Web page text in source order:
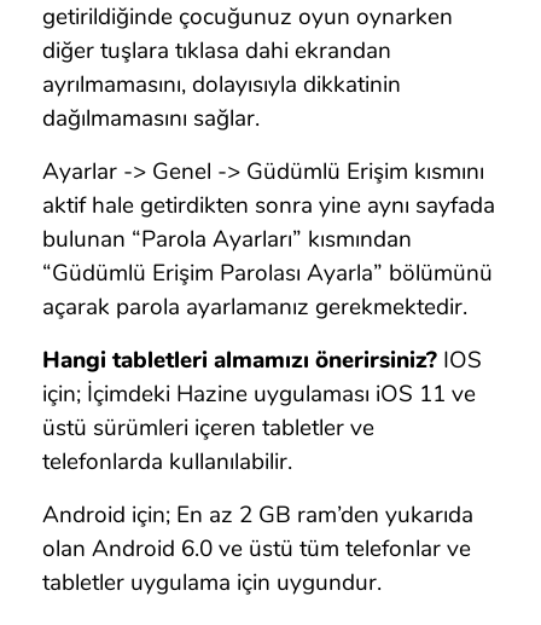
getirildiğinde çocuğunuz oyun oynarken
diğer tuşlara tıklasa dahi ekrandan
ayrılmamasını, dolayısıyla dikkatinin
dağılmamasını sağlar.
Ayarlar -> Genel -> Güdümlü Erişim kısmını
aktif hale getirdikten sonra yine aynı sayfada
bulunan “Parola Ayarları” kısmından
“Güdümlü Erişim Parolası Ayarla” bölümünü
açarak parola ayarlamanız gerekmektedir.
Hangi tabletleri almamızı önerirsiniz? IOS
için; İçimdeki Hazine uygulaması iOS 11 ve
üstü sürümleri içeren tabletler ve
telefonlarda kullanılabilir.
Android için; En az 2 GB ram’den yukarıda
olan Android 6.0 ve üstü tüm telefonlar ve
tabletler uygulama için uygundur.